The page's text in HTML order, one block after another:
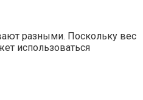
разными. Поскольку вес
использоваться